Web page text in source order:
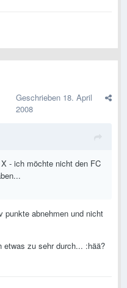
Geschrieben 18. April
2008
- ich möchte nicht den FC
punkte abnehmen und nicht
zu sehr durch... :hää?